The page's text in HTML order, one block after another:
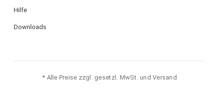
Hilfe
Downloads
* Alle Preise zzgl. gesetzl. MwSt. und Versand